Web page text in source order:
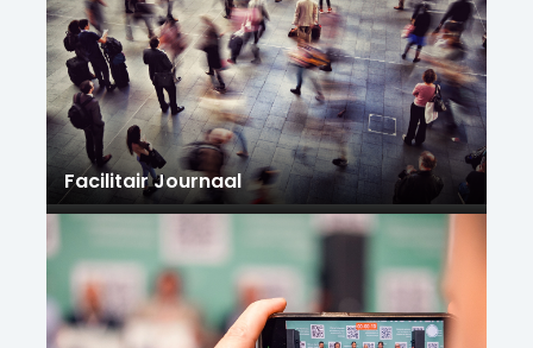
Facilitair Journaal